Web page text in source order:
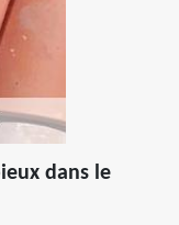
dans le